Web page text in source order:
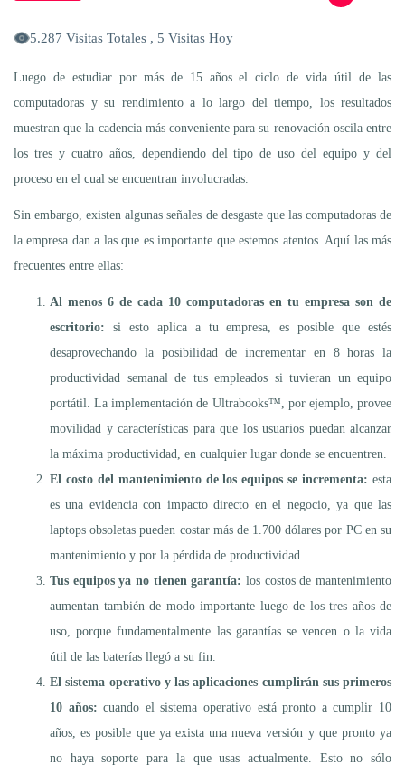
5.287 Visitas Totales , 5 Visitas Hoy
Luego de estudiar por más de 15 años el ciclo de vida útil de las
computadoras y su rendimiento a lo largo del tiempo, los resultados
muestran que la cadencia más conveniente para su renovación oscila entre
los tres y cuatro años, dependiendo del tipo de uso del equipo y del
proceso en el cual se encuentran involucradas.
Sin embargo, existen algunas señales de desgaste que las computadoras de
la empresa dan a las que es importante que estemos atentos. Aquí las más
frecuentes entre ellas:
Al menos 6 de cada 10 computadoras en tu empresa son de
escritorio: si esto aplica a tu empresa, es posible que estés
desaprovechando la posibilidad de incrementar en 8 horas la
productividad semanal de tus empleados si tuvieran un equipo
portátil. La implementación de Ultrabooks™, por ejemplo, provee
movilidad y características para que los usuarios puedan alcanzar
la máxima productividad, en cualquier lugar donde se encuentren.
El costo del mantenimiento de los equipos se incrementa: esta
es una evidencia con impacto directo en el negocio, ya que las
laptops obsoletas pueden costar más de 1.700 dólares por PC en su
mantenimiento y por la pérdida de productividad.
Tus equipos ya no tienen garantía: los costos de mantenimiento
aumentan también de modo importante luego de los tres años de
uso, porque fundamentalmente las garantías se vencen o la vida
útil de las baterías llegó a su fin.
El sistema operativo y las aplicaciones cumplirán sus primeros
10 años: cuando el sistema operativo está pronto a cumplir 10
años, es posible que ya exista una nueva versión y que pronto ya
no haya soporte para la que usas actualmente. Esto no sólo